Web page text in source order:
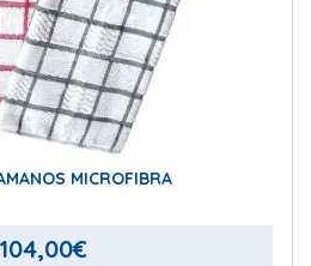
MICROFIBRA
104,00€